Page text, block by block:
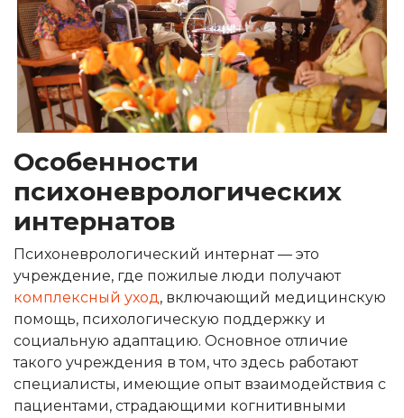
Особенности
психоневрологических
интернатов
Психоневрологический интернат — это
учреждение, где пожилые люди получают
комплексный уход, включающий медицинскую
помощь, психологическую поддержку и
социальную адаптацию. Основное отличие
такого учреждения в том, что здесь работают
специалисты, имеющие опыт взаимодействия с
пациентами, страдающими когнитивными